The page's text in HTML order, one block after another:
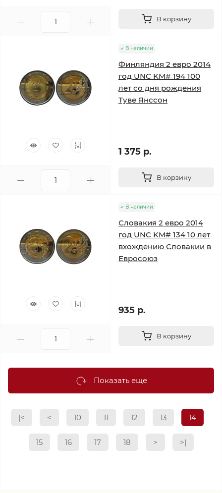
В корзину
В наличии
Финляндия 2 евро 2014
год UNC KM# 194 100
лет со дня рождения
Туве Янссон
1 375 р.
В корзину
В наличии
Словакия 2 евро 2014
год UNC KM# 134 10 лет
вхождению Словакии в
Евросоюз
935 р.
В корзину
Показать еще
|< < 10 11 12 13 14
15 16 17 18 > >|